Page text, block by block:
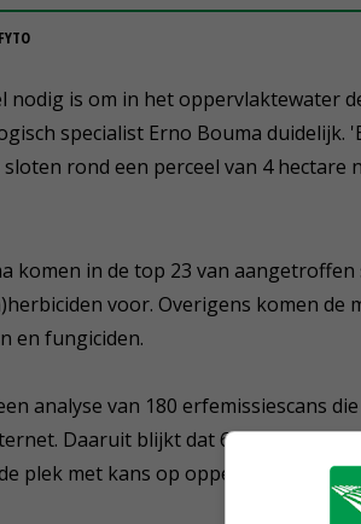
nodig is om in het oppervlaktewater
specialist Erno Bouma duidelijk.
sloten rond een perceel van 4 hectare
komen in de top 23 van
voor. Overigens komen
en fungiciden.
analyse van 180 erfemissiescans
Daaruit blijkt dat 65 procent
plek met kans op oppervlakkige